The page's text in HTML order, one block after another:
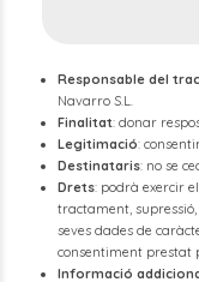
Responsable del
Navarro S.L.
Finalitat: donar
Legitimació:
Destinataris: no se
Drets: podrà exercir
tractament,
seves dades de
consentiment prestat
Informació